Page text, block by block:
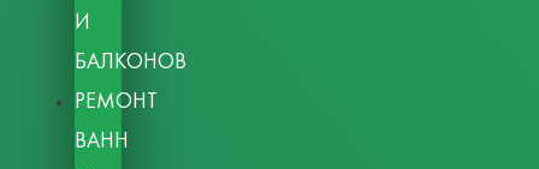
И
БАЛКОНОВ
РЕМОНТ
ВАНН